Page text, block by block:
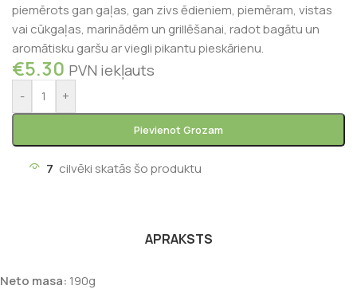
piemērots gan gaļas, gan zivs ēdieniem, piemēram, vistas
vai cūkgaļas, marinādēm un grillēšanai, radot bagātu un
aromātisku garšu ar viegli pikantu pieskārienu.
€5.30 PVN iekļauts
- +
Pievienot Grozam
7 cilvēki skatās šo produktu
APRAKSTS
Neto masa: 190g